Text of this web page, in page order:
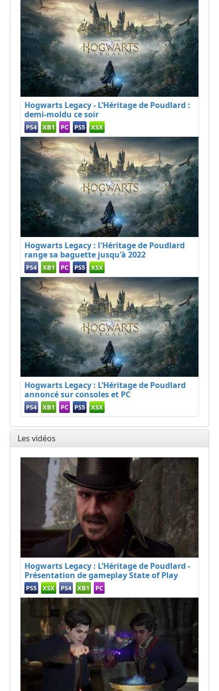
Hogwarts Legacy - L’Héritage de Poudlard :
demi-moldu ce soir
PS4 XB1 PC PS5 XSX
Hogwarts Legacy : l'Héritage de Poudlard
range sa baguette jusqu'à 2022
PS4 XB1 PC PS5 XSX
Hogwarts Legacy : L’Héritage de Poudlard
annoncé sur consoles et PC
PS4 XB1 PC PS5 XSX
Les vidéos
Hogwarts Legacy : L’Héritage de Poudlard -
Présentation de gameplay State of Play
PS5 XSX PS4 XB1 PC